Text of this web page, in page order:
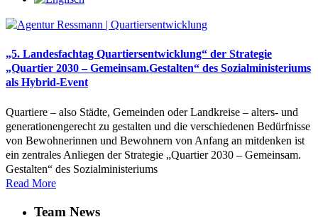
„5. Landesfachtag Quartiersentwicklung“ der Strategie
„Quartier 2030 – Gemeinsam.Gestalten“ des Sozialministeriums
als Hybrid-Event
Quartiere – also Städte, Gemeinden oder Landkreise – alters- und
generationengerecht zu gestalten und die verschiedenen Bedürfnisse
von Bewohnerinnen und Bewohnern von Anfang an mitdenken ist
ein zentrales Anliegen der Strategie „Quartier 2030 – Gemeinsam.
Gestalten“ des Sozialministeriums
Read More
Team News